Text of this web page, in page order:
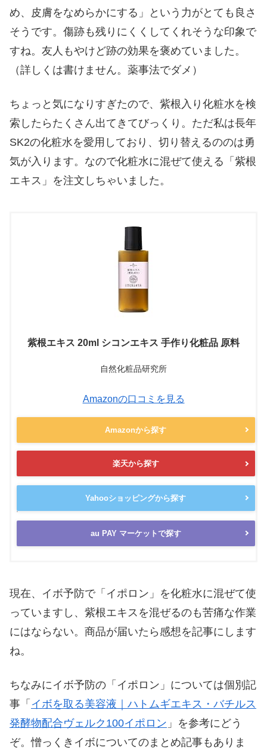
め、皮膚をなめらかにする」という力がとても良さ
そうです。傷跡も残りにくくしてくれそうな印象で
すね。友人もやけど跡の効果を褒めていました。
（詳しくは書けません。薬事法でダメ）
ちょっと気になりすぎたので、紫根入り化粧水を検
索したらたくさん出てきてびっくり。ただ私は長年
SK2の化粧水を愛用しており、切り替えるののは勇
気が入ります。なので化粧水に混ぜて使える「紫根
エキス」を注文しちゃいました。
紫根エキス 20ml シコンエキス 手作り化粧品 原料
自然化粧品研究所
Amazonの口コミを見る
Amazonから探す
楽天から探す
Yahooショッピングから探す
au PAY マーケットで探す
現在、イボ予防で「イポロン」を化粧水に混ぜて使
っていますし、紫根エキスを混ぜるのも苦痛な作業
にはならない。商品が届いたら感想を記事にします
ね。
ちなみにイボ予防の「イポロン」については個別記
事「 イボを取る美容液｜ハトムギエキス・バチルス
発酵物配合ヴェルク100イポロン 」を参考にどう
ぞ。憎っくきイボについてのまとめ記事もありま